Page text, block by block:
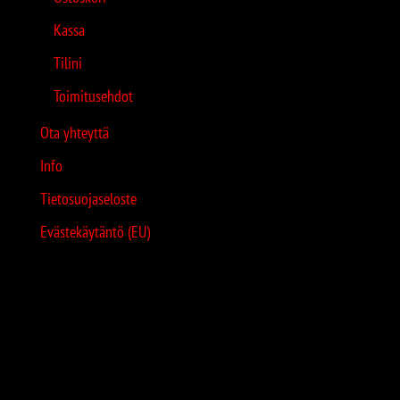
Kassa
Tilini
Toimitusehdot
Ota yhteyttä
Info
Tietosuojaseloste
Evästekäytäntö (EU)